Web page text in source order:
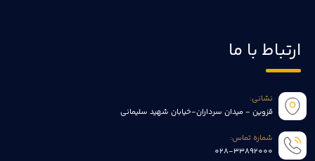
ارتباط با ما
نشانی:
قزوین - میدان سرداران-خیابان شهید سلیمانی
شماره تماس:
028-33892000